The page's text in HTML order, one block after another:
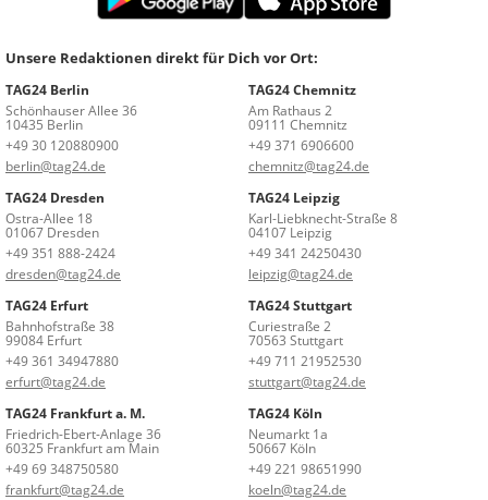
Unsere Redaktionen direkt für Dich vor Ort:
TAG24 Berlin
Schönhauser Allee 36
10435 Berlin
+49 30 120880900
berlin@tag24.de
TAG24 Chemnitz
Am Rathaus 2
09111 Chemnitz
+49 371 6906600
chemnitz@tag24.de
TAG24 Dresden
Ostra-Allee 18
01067 Dresden
+49 351 888-2424
dresden@tag24.de
TAG24 Leipzig
Karl-Liebknecht-Straße 8
04107 Leipzig
+49 341 24250430
leipzig@tag24.de
TAG24 Erfurt
Bahnhofstraße 38
99084 Erfurt
+49 361 34947880
erfurt@tag24.de
TAG24 Stuttgart
Curiestraße 2
70563 Stuttgart
+49 711 21952530
stuttgart@tag24.de
TAG24 Frankfurt a. M.
Friedrich-Ebert-Anlage 36
60325 Frankfurt am Main
+49 69 348750580
frankfurt@tag24.de
TAG24 Köln
Neumarkt 1a
50667 Köln
+49 221 98651990
koeln@tag24.de